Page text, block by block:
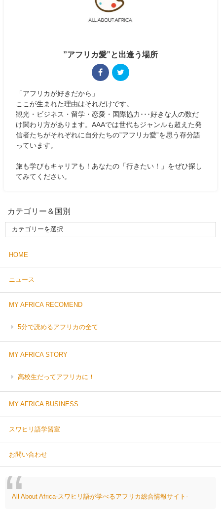
”アフリカ愛”と出逢う場所
「アフリカが好きだから」
ここが生まれた理由はそれだけです。
観光・ビジネス・留学・恋愛・国際協力･･･好きな人の数だ
け関わり方があります。AAAでは世代もジャンルも超えた発
信者たちがそれぞれに自分たちの”アフリカ愛”を思う存分語
っています。
旅も学びもキャリアも！あなたの「行きたい！」をぜひ探し
てみてください。
カテゴリー＆国別
HOME
ニュース
MY AFRICA RECOMEND
5分で読めるアフリカの全て
MY AFRICA STORY
高校生だってアフリカに！
MY AFRICA BUSINESS
スワヒリ語学習室
お問い合わせ
All About Africa-スワヒリ語が学べるアフリカ総合情報サイト-